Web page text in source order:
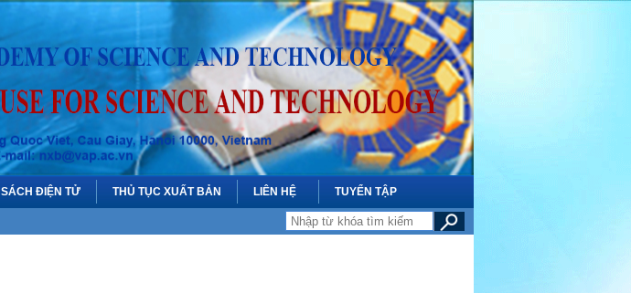
SÁCH ĐIỆN TỬ THỦ TỤC XUẤT BẢN LIÊN HỆ TUYỂN TẬP